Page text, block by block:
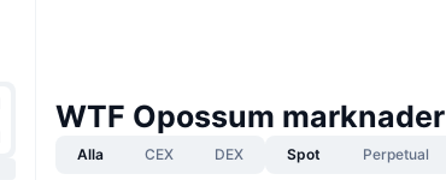
WTF Opossum marknader
Alla CEX DEX Spot Perpetual